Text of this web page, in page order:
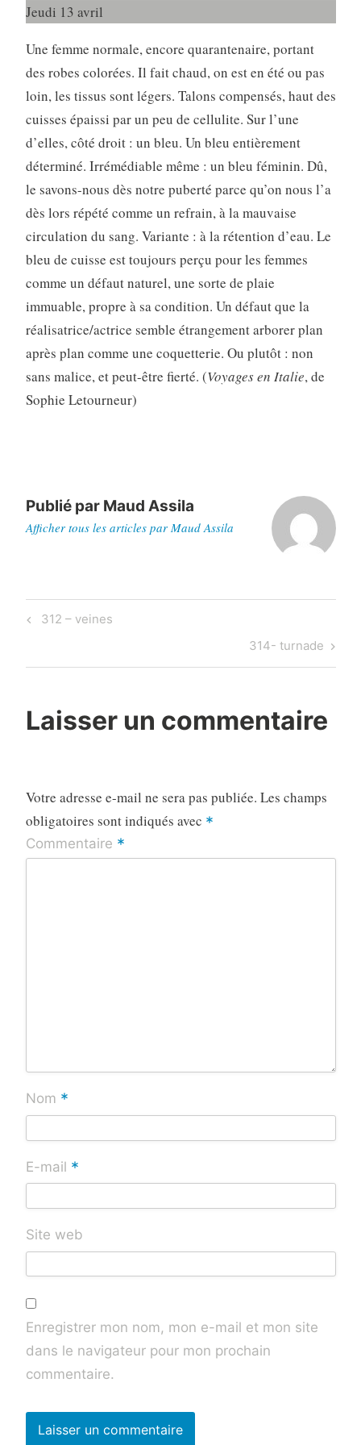
Jeudi 13 avril
Une femme normale, encore quarantenaire, portant
des robes colorées. Il fait chaud, on est en été ou pas
loin, les tissus sont légers. Talons compensés, haut des
cuisses épaissi par un peu de cellulite. Sur l’une
d’elles, côté droit : un bleu. Un bleu entièrement
déterminé. Irrémédiable même : un bleu féminin. Dû,
le savons-nous dès notre puberté parce qu’on nous l’a
dès lors répété comme un refrain, à la mauvaise
circulation du sang. Variante : à la rétention d’eau. Le
bleu de cuisse est toujours perçu pour les femmes
comme un défaut naturel, une sorte de plaie
immuable, propre à sa condition. Un défaut que la
réalisatrice/actrice semble étrangement arborer plan
après plan comme une coquetterie. Ou plutôt : non
sans malice, et peut-être fierté. (Voyages en Italie, de
Sophie Letourneur)
Publié par Maud Assila
Afficher tous les articles par Maud Assila
Navigation
Previous
312 – veines
Next
Post
314- turnade
Laisser un commentaire
Votre adresse e-mail ne sera pas publiée. Les champs
obligatoires sont indiqués avec *
Commentaire *
Nom *
E-mail *
Site web
Enregistrer mon nom, mon e-mail et mon site
dans le navigateur pour mon prochain
commentaire.